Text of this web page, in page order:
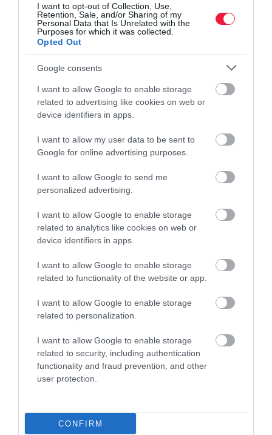
I want to opt-out of Collection, Use,
Retention, Sale, and/or Sharing of my
Personal Data that Is Unrelated with the
Purposes for which it was collected.
Opted Out
Google consents
I want to allow Google to enable storage
related to advertising like cookies on web or
device identifiers in apps.
I want to allow my user data to be sent to
Google for online advertising purposes.
I want to allow Google to send me
personalized advertising.
I want to allow Google to enable storage
related to analytics like cookies on web or
device identifiers in apps.
I want to allow Google to enable storage
related to functionality of the website or app.
I want to allow Google to enable storage
related to personalization.
I want to allow Google to enable storage
related to security, including authentication
functionality and fraud prevention, and other
user protection.
CONFIRM
EGÉSZSÉG
lehet